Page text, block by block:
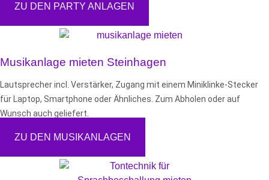
ZU DEN PARTY ANLAGEN
Musikanlage mieten Steinhagen
Lautsprecher incl. Verstärker, Zugang mit einem Miniklinke-Stecker
für Laptop, Smartphone oder Ähnliches. Zum Abholen oder auf
Wunsch auch geliefert.
ZU DEN MUSIKANLAGEN